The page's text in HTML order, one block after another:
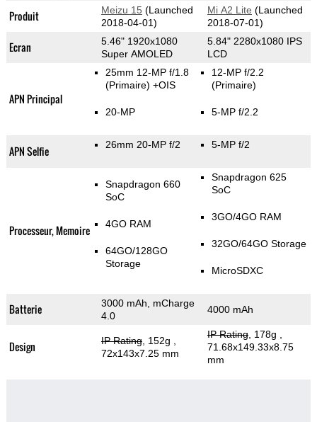
Produit Meizu 15 (Launched
2018-04-01)
Mi A2 Lite (Launched
2018-07-01)
Ecran
5.46" 1920x1080
Super AMOLED
5.84" 2280x1080 IPS
LCD
APN Principal
25mm 12-MP f/1.8
(Primaire) +OIS
20-MP
12-MP f/2.2
(Primaire)
5-MP f/2.2
APN Selfie 26mm 20-MP f/2 5-MP f/2
Processeur, Memoire
Snapdragon 660
SoC
4GO RAM
64GO/128GO
Storage
Snapdragon 625
SoC
3GO/4GO RAM
32GO/64GO Storage
MicroSDXC
Batterie
3000 mAh, mCharge
4.0
4000 mAh
Design IP Rating, 152g
72x143x7.25 mm
IP Rating, 178g
71.68x149.33x8.75
mm